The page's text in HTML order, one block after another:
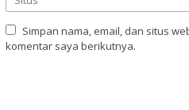
Simpan nama, email, dan situs
komentar saya berikutnya.